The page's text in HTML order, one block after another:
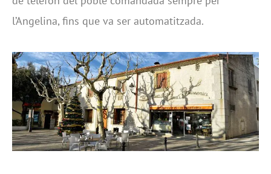
l’Angelina, fins que va ser automatitzada.